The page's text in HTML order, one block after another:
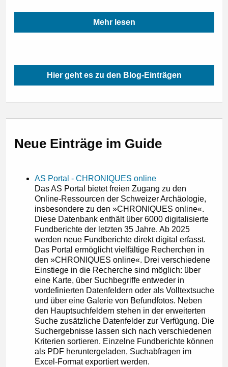
Mehr lesen
Hier geht es zu den Blog-Einträgen
Neue Einträge im Guide
AS Portal - CHRONIQUES online
Das AS Portal bietet freien Zugang zu den
Online-Ressourcen der Schweizer Archäologie,
insbesondere zu den »CHRONIQUES online«.
Diese Datenbank enthält über 6000 digitalisierte
Fundberichte der letzten 35 Jahre. Ab 2025
werden neue Fundberichte direkt digital erfasst.
Das Portal ermöglicht vielfältige Recherchen in
den »CHRONIQUES online«. Drei verschiedene
Einstiege in die Recherche sind möglich: über
eine Karte, über Suchbegriffe entweder in
vordefinierten Datenfeldern oder als Volltextsuche
und über eine Galerie von Befundfotos. Neben
den Hauptsuchfeldern stehen in der erweiterten
Suche zusätzliche Datenfelder zur Verfügung. Die
Suchergebnisse lassen sich nach verschiedenen
Kriterien sortieren. Einzelne Fundberichte können
als PDF heruntergeladen, Suchabfragen im
Excel-Format exportiert werden.